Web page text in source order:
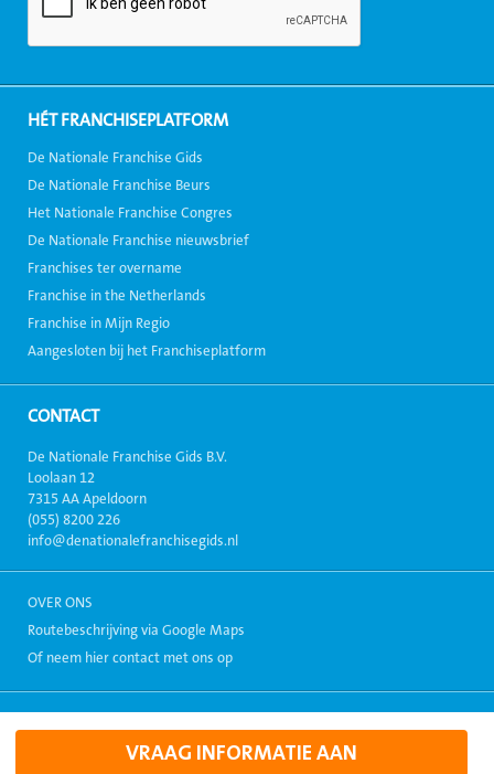
VRAAG INFORMATIE AAN
HÉT FRANCHISEPLATFORM
De Nationale Franchise Gids
De Nationale Franchise Beurs
Het Nationale Franchise Congres
De Nationale Franchise nieuwsbrief
Franchises ter overname
Franchise in the Netherlands
Franchise in Mijn Regio
Aangesloten bij het Franchiseplatform
CONTACT
De Nationale Franchise Gids B.V.
Loolaan 12
7315 AA Apeldoorn
(055) 8200 226
info@denationalefranchisegids.nl
OVER ONS
Routebeschrijving via Google Maps
Of neem hier contact met ons op
weergegeven op deze site mag niet zonder toestemming verspreid